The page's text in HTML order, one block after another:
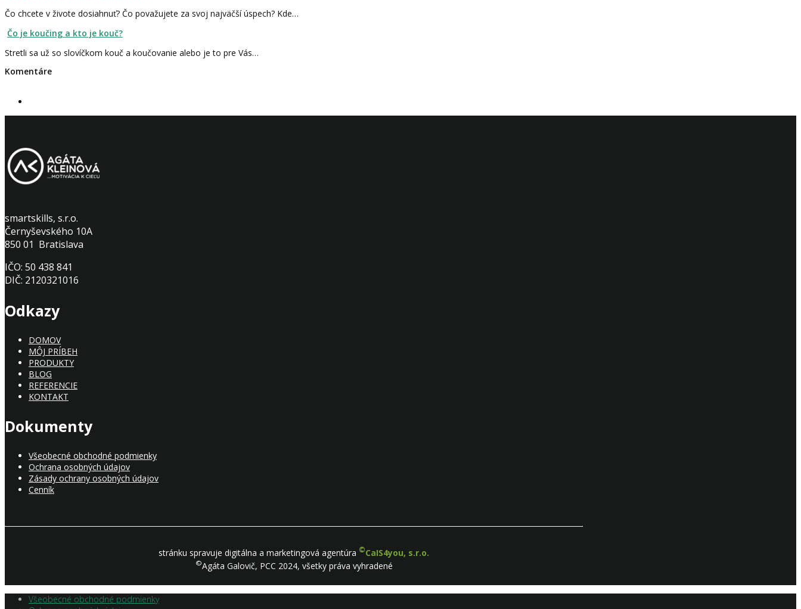
Čo chcete v živote dosiahnuť? Čo považujete za svoj najväčší úspech? Kde…
Čo je koučing a kto je kouč?
Stretli sa už so slovíčkom kouč a koučovanie alebo je to pre Vás…
Komentáre
smartskills, s.r.o.
Černyševského 10A
850 01 Bratislava
IČO: 50 438 841
DIČ: 2120321016
Odkazy
DOMOV
MÔJ PRÍBEH
PRODUKTY
BLOG
REFERENCIE
KONTAKT
Dokumenty
Všeobecné obchodné podmienky
Ochrana osobných údajov
Zásady ochrany osobných údajov
Cenník
stránku spravuje digitálna a marketingová agentúra ©CaIS4you, s.r.o.
©Agáta Galovič, PCC 2024, všetky práva vyhradené
Všeobecné obchodné podmienky